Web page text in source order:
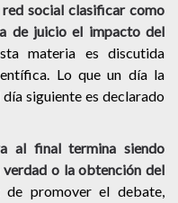
social clasificar como
de juicio el impacto del
materia es discutida
Lo que un día la
siguiente es declarado
al final termina siendo
o la obtención del
promover el debate,